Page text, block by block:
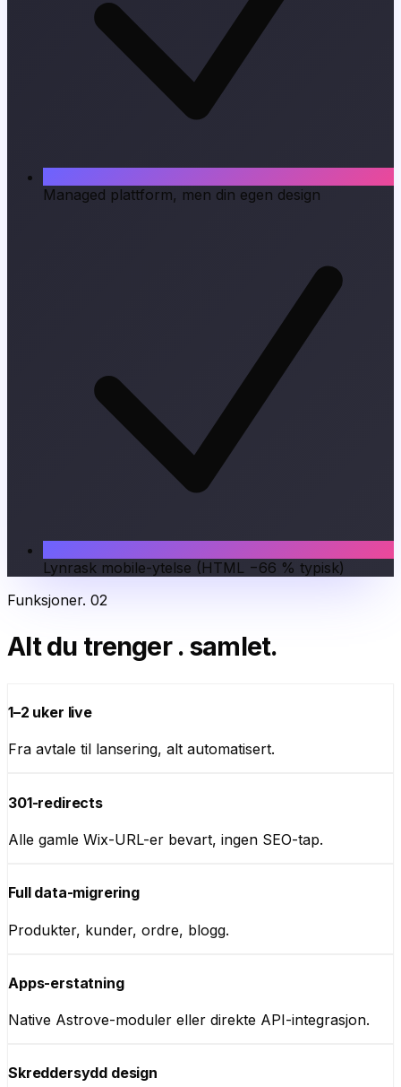
Managed plattform, men din egen design
Lynrask mobile-ytelse (HTML −66 % typisk)
Funksjoner. 02
Alt du trenger. samlet.
1–2 uker live
Fra avtale til lansering, alt automatisert.
301-redirects
Alle gamle Wix-URL-er bevart, ingen SEO-tap.
Full data-migrering
Produkter, kunder, ordre, blogg.
Apps-erstatning
Native Astrove-moduler eller direkte API-integrasjon.
Skreddersydd design